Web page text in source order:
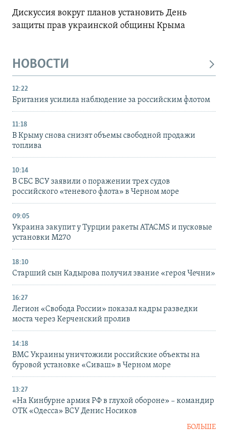
Дискуссия вокруг планов установить День
защиты прав украинской общины Крыма
НОВОСТИ
12:22
Британия усилила наблюдение за российским флотом
11:18
В Крыму снова снизят объемы свободной продажи
топлива
10:14
В СБС ВСУ заявили о поражении трех судов
российского «теневого флота» в Черном море
09:05
Украина закупит у Турции ракеты ATACMS и пусковые
установки M270
18:10
Старший сын Кадырова получил звание «героя Чечни»
16:27
Легион «Свобода России» показал кадры разведки
моста через Керченский пролив
14:18
ВМС Украины уничтожили российские объекты на
буровой установке «Сиваш» в Черном море
13:27
«На Кинбурне армия РФ в глухой обороне» – командир
ОТК «Одесса» ВСУ Денис Носиков
БОЛЬШЕ